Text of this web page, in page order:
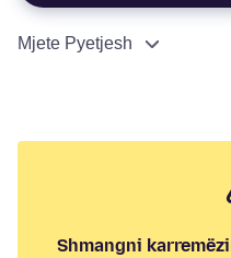
Mjete Pyetjesh
Shmangni